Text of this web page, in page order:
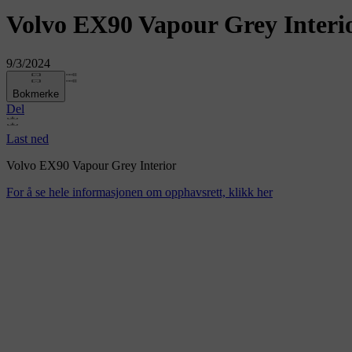
Volvo EX90 Vapour Grey
9/3/2024
Bokmerke
Del
Last ned
Volvo EX90 Vapour Grey Interior
For å se hele informasjonen om opphavsrett, klikk her